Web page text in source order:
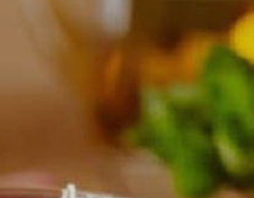
దీంతో రెప్పలు ఆరోగ్యంగా